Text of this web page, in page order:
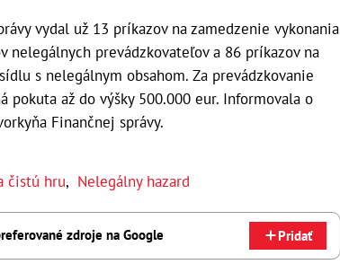
vydal už 13 príkazov na zamedzenie vykonania
nelegálnych prevádzkovateľov a 86 príkazov na
s nelegálnym obsahom. Za prevádzkovanie
pokuta až do výšky 500.000 eur. Informovala o
Finančnej správy.
čistú hru, Nelegálny hazard
zdroje na Google Pridať